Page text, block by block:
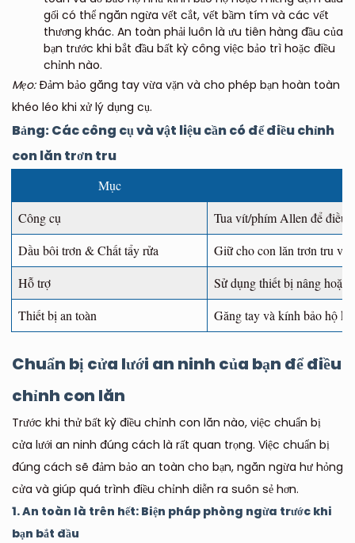
gối có thể ngăn ngừa vết cắt, vết bầm tím và các vết
thương khác. An toàn phải luôn là ưu tiên hàng đầu của
bạn trước khi bắt đầu bất kỳ công việc bảo trì hoặc điều
chỉnh nào.
Mẹo: Đảm bảo găng tay vừa vặn và cho phép bạn hoàn toàn
khéo léo khi xử lý dụng cụ.
Bảng: Các công cụ và vật liệu cần có để điều chỉnh
con lăn trơn tru
Mục
Công cụ
Tua vít/phím Allen để điều
Dầu bôi trơn & Chất tẩy rửa
Giữ cho con lăn trơn tru và
Hỗ trợ
Sử dụng thiết bị nâng hoặc
Thiết bị an toàn
Găng tay và kính bảo hộ
Chuẩn bị cửa lưới an ninh của bạn để điều
chỉnh con lăn
Trước khi thử bất kỳ điều chỉnh con lăn nào, việc chuẩn bị
cửa lưới an ninh đúng cách là rất quan trọng. Việc chuẩn bị
đúng cách sẽ đảm bảo an toàn cho bạn, ngăn ngừa hư hỏng
cửa và giúp quá trình điều chỉnh diễn ra suôn sẻ hơn.
1. An toàn là trên hết: Biện pháp phòng ngừa trước khi
bạn bắt đầu